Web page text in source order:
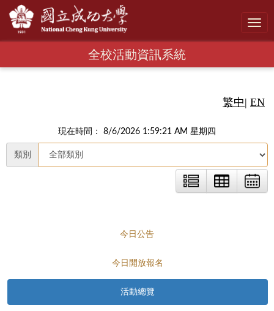
全校活動資訊系統
繁中| EN
現在時間： 8/6/2026 1:59:22 AM 星期四
類別
今日公告
今日開放報名
活動總覽